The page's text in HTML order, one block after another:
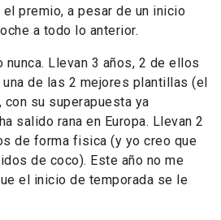
premio, a pesar de un inicio
a todo lo anterior.
nunca. Llevan 3 años, 2 de ellos
de las 2 mejores plantillas (el
con su superapuesta ya
salido rana en Europa. Llevan 2
de forma fisica (y yo creo que
de coco). Este año no me
el inicio de temporada se le